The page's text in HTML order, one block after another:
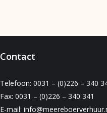
Contact
Telefoon: 0031 – (0)226 – 340
Fax: 0031 – (0)226 – 340 341
E-mail: